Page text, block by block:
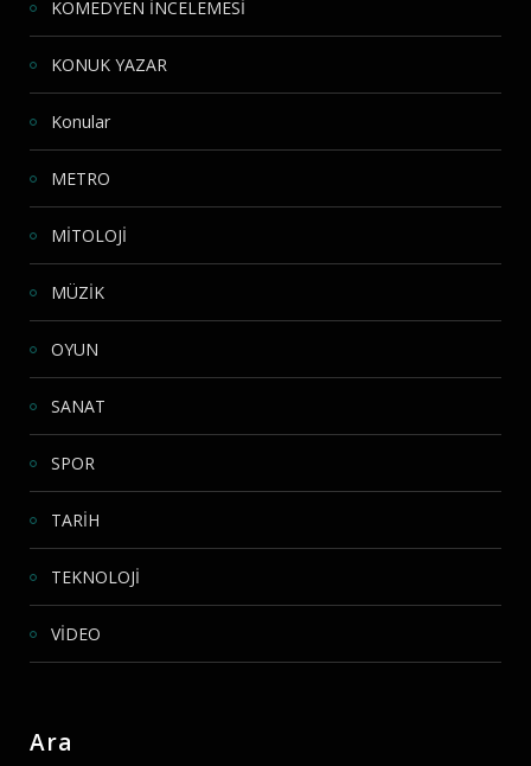
KOMEDYEN İNCELEMESİ
KONUK YAZAR
Konular
METRO
MİTOLOJİ
MÜZİK
OYUN
SANAT
SPOR
TARİH
TEKNOLOJİ
VİDEO
Ara